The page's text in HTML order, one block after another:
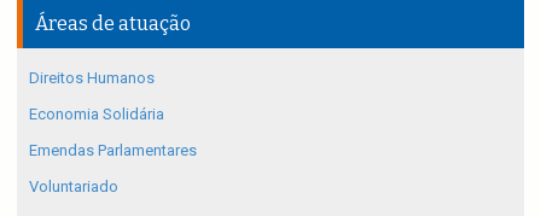
Áreas de atuação
Direitos Humanos
Economia Solidária
Emendas Parlamentares
Voluntariado